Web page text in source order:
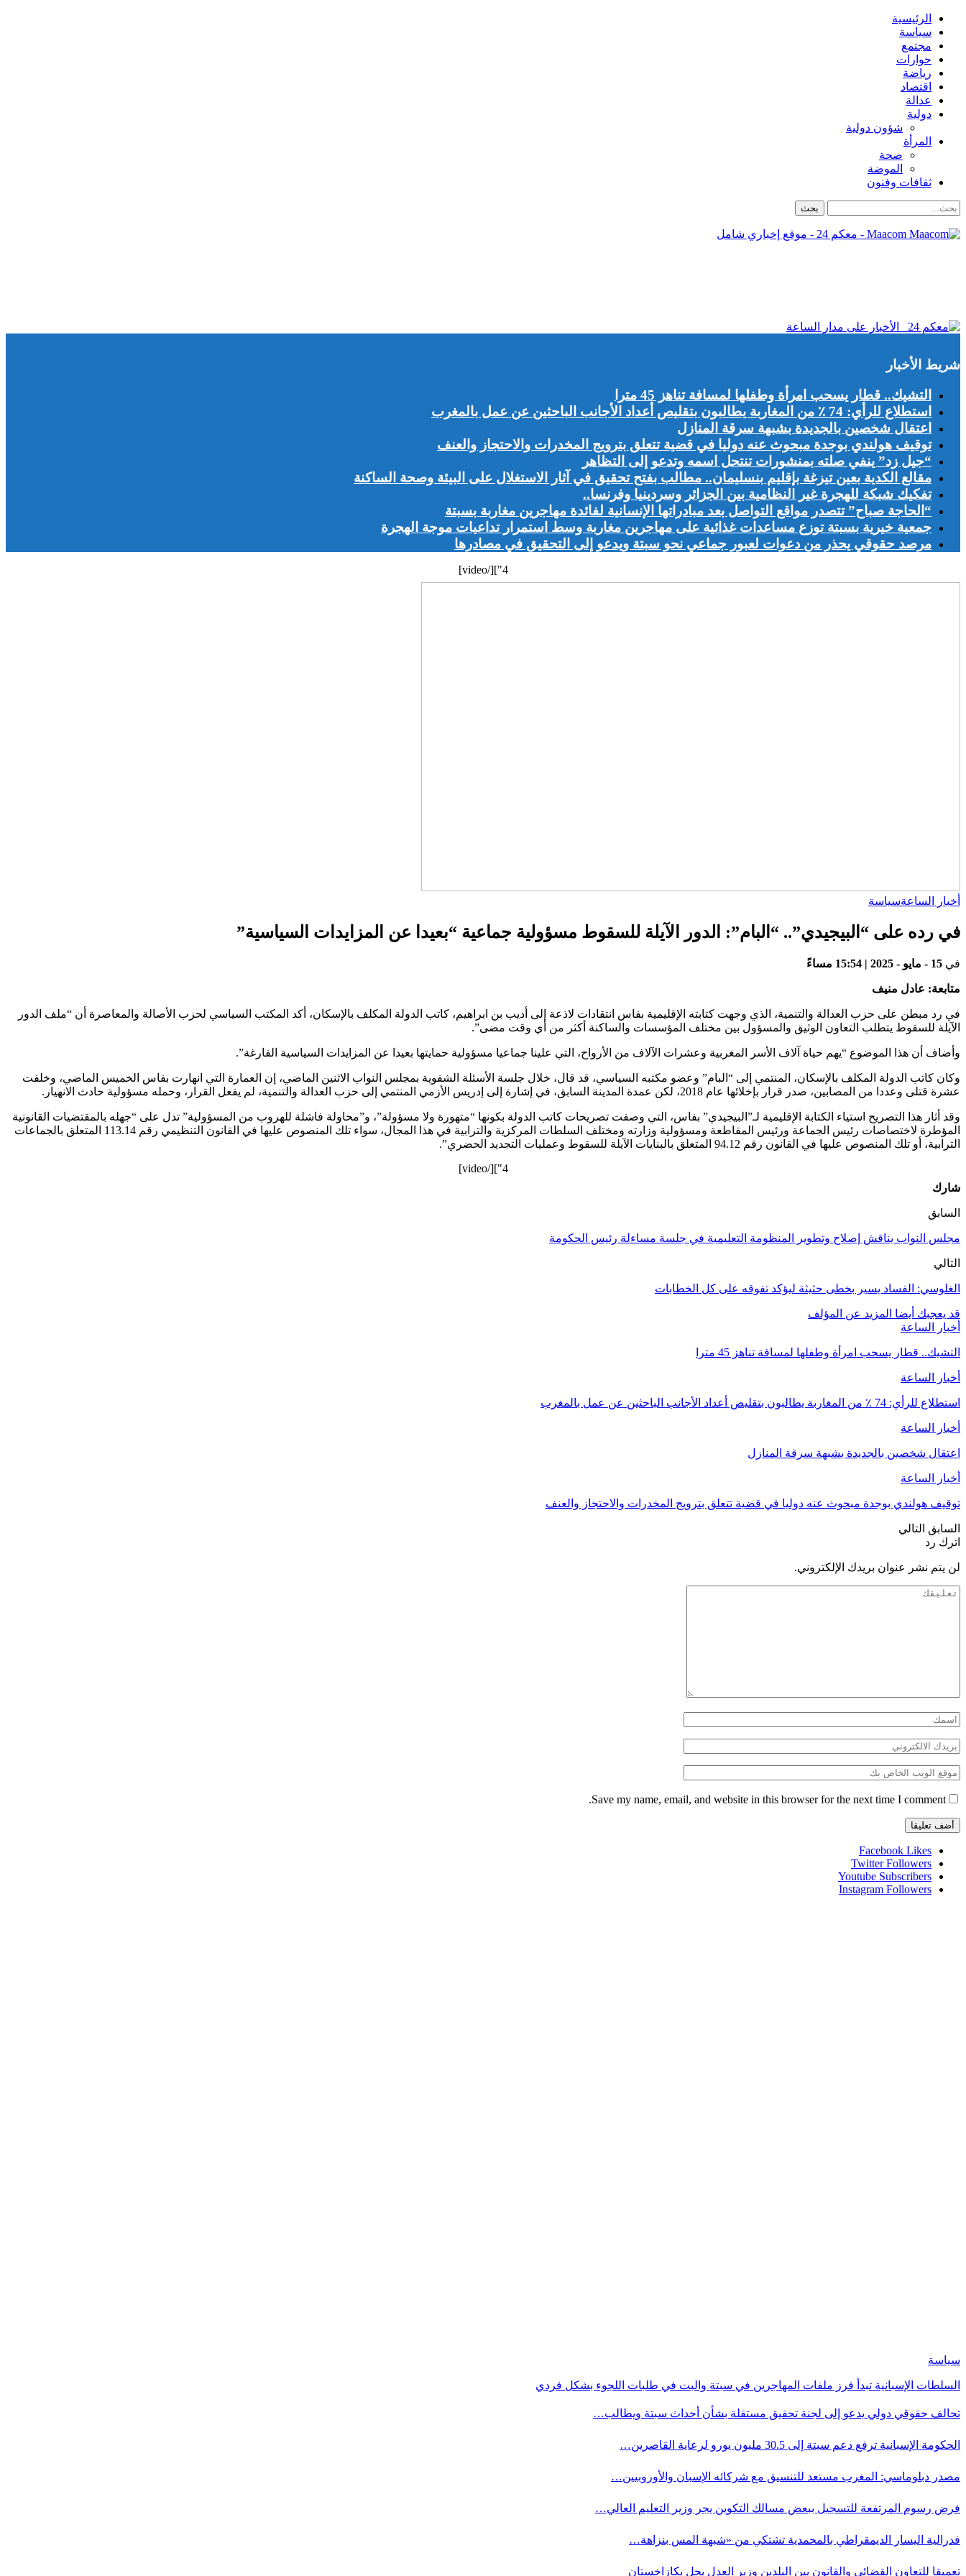
الرئيسية
سياسة
مجتمع
حوارات
رياضة
اقتصاد
عدالة
دولية
شؤون دولية
المرأة
صحة
الموضة
ثقافات وفنون
Maacom - معكم 24 - موقع إخباري شامل
شريط الأخبار
التشيك.. قطار يسحب امرأة وطفلها لمسافة تناهز 45 مترا
استطلاع للرأي: 74 ٪ من المغاربة يطالبون بتقليص أعداد الأجانب الباحثين عن عمل بالمغرب
اعتقال شخصين بالجديدة بشبهة سرقة المنازل
توقيف هولندي بوجدة مبحوث عنه دوليا في قضية تتعلق بترويج المخدرات والاحتجاز والعنف
“جيل زد” ينفي صلته بمنشورات تنتحل اسمه وتدعو إلى التظاهر
مقالع الكدية بعين تيزغة بإقليم بنسليمان.. مطالب بفتح تحقيق في آثار الاستغلال على البيئة وصحة الساكنة
تفكيك شبكة للهجرة غير النظامية بين الجزائر وسردينيا وفرنسا..
“الحاجة صباح” تتصدر مواقع التواصل بعد مبادراتها الإنسانية لفائدة مهاجرين مغاربة بسبتة
جمعية خيرية بسبتة توزع مساعدات غذائية على مهاجرين مغاربة وسط استمرار تداعيات موجة الهجرة
مرصد حقوقي يحذر من دعوات لعبور جماعي نحو سبتة ويدعو إلى التحقيق في مصادرها
4"][/video]
أخبار الساعةسياسة
في رده على “البيجيدي”.. “البام”: الدور الآيلة للسقوط مسؤولية جماعية “بعيدا عن المزايدات السياسية”
في 15 - مايو - 2025 | 15:54 مساءً
متابعة: عادل منيف
في رد مبطن على حزب العدالة والتنمية، الذي وجهت كتابته الإقليمية بفاس انتقادات لاذعة إلى أديب بن ابراهيم، كاتب الدولة المكلف بالإسكان، أكد المكتب السياسي لحزب الأصالة والمعاصرة أن “ملف الدور
الآيلة للسقوط يتطلب التعاون الوثيق والمسؤول بين مختلف المؤسسات والساكنة أكثر من أي وقت مضى”.
وأضاف أن هذا الموضوع “يهم حياة آلاف الأسر المغربية وعشرات الآلاف من الأرواح، التي علينا جماعيا مسؤولية حمايتها بعيدا عن المزايدات السياسية الفارغة”.
وكان كاتب الدولة المكلف بالإسكان، المنتمي إلى “البام” وعضو مكتبه السياسي، قد قال، خلال جلسة الأسئلة الشفوية بمجلس النواب الاثنين الماضي، إن العمارة التي انهارت بفاس الخميس الماضي، وخلفت
عشرة قتلى وعددا من المصابين، صدر قرار بإخلائها عام 2018، لكن عمدة المدينة السابق، في إشارة إلى إدريس الأزمي المنتمي إلى حزب العدالة والتنمية، لم يفعل القرار، وحمله مسؤولية حادث الانهيار.
وقد أثار هذا التصريح استياء الكتابة الإقليمية لـ”البيجيدي” بفاس، التي وصفت تصريحات كاتب الدولة بكونها “متهورة ولا مسؤولة”، و”محاولة فاشلة للهروب من المسؤولية” تدل على “جهله بالمقتضيات القانونية
المؤطرة لاختصاصات رئيس الجماعة ورئيس المقاطعة ومسؤولية وزارته ومختلف السلطات المركزية والترابية في هذا المجال، سواء تلك المنصوص عليها في القانون التنظيمي رقم 113.14 المتعلق بالجماعات
الترابية، أو تلك المنصوص عليها في القانون رقم 94.12 المتعلق بالبنايات الآيلة للسقوط وعمليات التجديد الحضري”.
4"][/video]
شارك
السابق
مجلس النواب يناقش إصلاح وتطوير المنظومة التعليمية في جلسة مساءلة رئيس الحكومة
التالي
الغلوسي: الفساد يسير بخطى حثيثة ليؤكد تفوقه على كل الخطابات
قد يعجبك أيضا المزيد عن المؤلف
أخبار الساعة
التشيك.. قطار يسحب امرأة وطفلها لمسافة تناهز 45 مترا
أخبار الساعة
استطلاع للرأي: 74 ٪ من المغاربة يطالبون بتقليص أعداد الأجانب الباحثين عن عمل بالمغرب
أخبار الساعة
اعتقال شخصين بالجديدة بشبهة سرقة المنازل
أخبار الساعة
توقيف هولندي بوجدة مبحوث عنه دوليا في قضية تتعلق بترويج المخدرات والاحتجاز والعنف
السابق التالي
اترك رد
لن يتم نشر عنوان بريدك الإلكتروني.
Save my name, email, and website in this browser for the next time I comment.
Facebook Likes
Twitter Followers
Youtube Subscribers
Instagram Followers
سياسة
السلطات الإسبانية تبدأ فرز ملفات المهاجرين في سبتة والبت في طلبات اللجوء بشكل فردي
تحالف حقوقي دولي يدعو إلى لجنة تحقيق مستقلة بشأن أحداث سبتة ويطالب…
الحكومة الإسبانية ترفع دعم سبتة إلى 30.5 مليون يورو لرعاية القاصرين…
مصدر دبلوماسي: المغرب مستعد للتنسيق مع شركائه الإسبان والأوروبيين…
فرض رسوم المرتفعة للتسجيل ببعض مسالك التكوين يجر وزير التعليم العالي…
فدرالية اليسار الديمقراطي بالمحمدية تشتكي من «شبهة المس بنزاهة…
تعميقا للتعاون القضائي والقانون بين البلدين وزير العدل يحل بكازاخستان